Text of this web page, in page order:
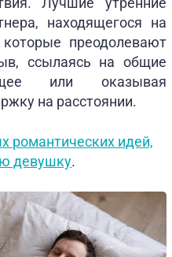
находящегося на
преодолевают
ссылаясь на общие
или оказывая
на расстоянии.
романтических идей,
девушку.